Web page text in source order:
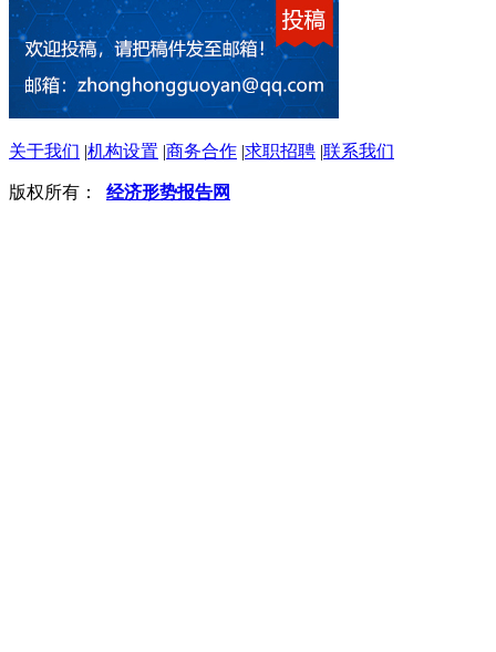
关于我们 |机构设置 |商务合作 |求职招聘 |联系我们
版权所有： 经济形势报告网